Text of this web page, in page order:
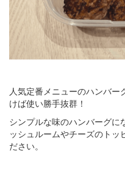
人気定番メニューのハンバ
けば使い勝手抜群！
シンプルな味のハンバーグに
ッシュルームやチーズのトッ
ださい。